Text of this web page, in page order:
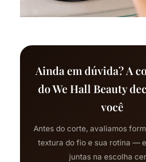
Ainda em dúvida? A
do We Hall Beauty
você
Antes do corte, avaliamos
textura do fio e sua rotina —
juntas na escolha